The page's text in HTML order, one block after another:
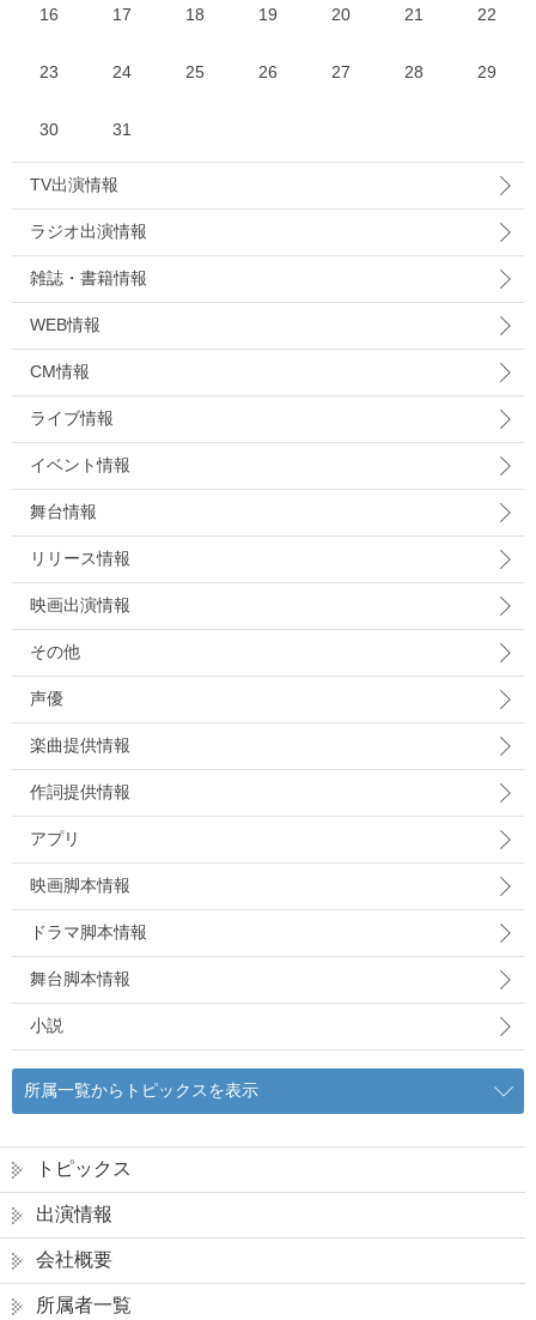
16 17 18 19 20 21 22
23 24 25 26 27 28 29
30 31
TV出演情報
ラジオ出演情報
雑誌・書籍情報
WEB情報
CM情報
ライブ情報
イベント情報
舞台情報
リリース情報
映画出演情報
その他
声優
楽曲提供情報
作詞提供情報
アプリ
映画脚本情報
ドラマ脚本情報
舞台脚本情報
小説
所属一覧からトピックスを表示
トピックス
出演情報
会社概要
所属者一覧